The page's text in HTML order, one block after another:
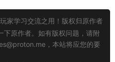
家学习交流之用！版权归原作者
下原作者。如有版权问题，请附
，本站将应您的要